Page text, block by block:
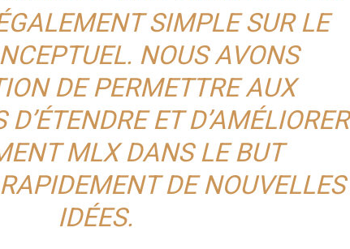
SIMPLE SUR LE
NOUS AVONS
DE PERMETTRE AUX
D’ÉTENDRE ET D’AMÉLIORER
MLX DANS LE BUT
DE NOUVELLES
IDÉES.